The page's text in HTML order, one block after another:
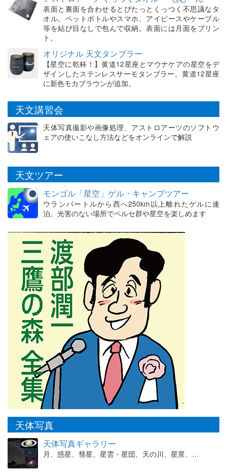
表面と裏面を合わせるとぴたっとくっつく不思議なタ
オル。ペットボトルやスマホ、アイピースやケーブル
等を結び目なしで包んで収納。表面には月面をプリン
ト。
オリジナル 天文タンブラー
【星空に乾杯！】黄道12星座とマウナケアの星空をデ
ザインしたステンレスサーモタンブラー。黄道12星座
に新色モカブラウンが追加。
天文講習会
天体写真撮影や画像処理、アストロアーツのソフトウ
ェアの使いこなし方法などをオンラインで解説
天文ツアー
モンゴル「星空」ゲル・キャンプツアー
ウランバートルから西へ250km以上離れたゲルに連
泊。光害のない場所でペルセ群や星空を楽しめます
天体写真
天体写真ギャラリー
月、惑星、彗星、星雲・星団、天の川、星景、…